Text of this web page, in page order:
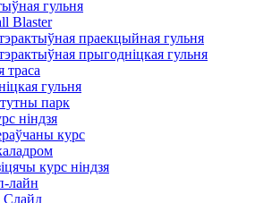
гульня
Blaster
праекцыйная гульня
прыгодніцкая гульня
траса
гульня
парк
ніндзя
курс
курс ніндзя
лайн